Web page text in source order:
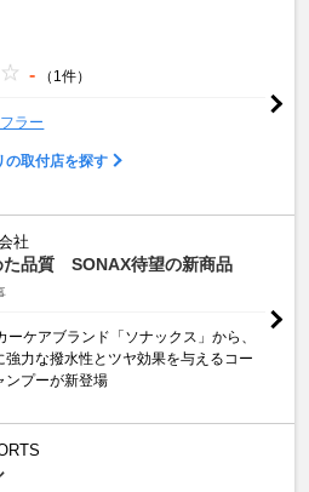
- （1件）
ラー
の取付店を探す
社
た品質 SONAX待望の新商品
ーケアブランド「ソナックス」から、
強力な撥水性とツヤ効果を与えるコー
ンプーが新登場